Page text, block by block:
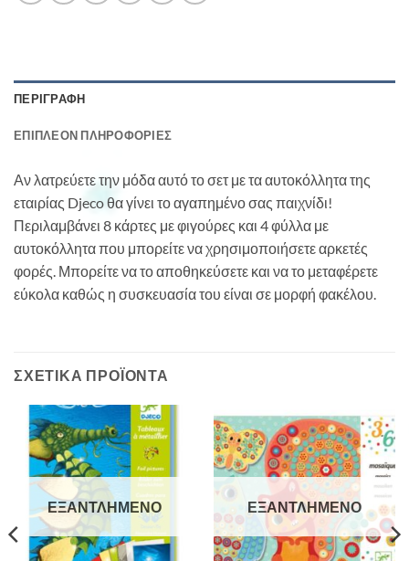
ΠΕΡΙΓΡΑΦΉ
ΕΠΙΠΛΈΟΝ ΠΛΗΡΟΦΟΡΊΕΣ
Αν λατρεύετε την μόδα αυτό το σετ με τα αυτοκόλλητα της
εταιρίας Djeco θα γίνει το αγαπημένο σας παιχνίδι!
Περιλαμβάνει 8 κάρτες με φιγούρες και 4 φύλλα με
αυτοκόλλητα που μπορείτε να χρησιμοποιήσετε αρκετές
φορές. Μπορείτε να το αποθηκεύσετε και να το μεταφέρετε
εύκολα καθώς η συσκευασία του είναι σε μορφή φακέλου.
ΣΧΕΤΙΚΆ ΠΡΟΪΌΝΤΑ
ΕΞΑΝΤΛΗΜΈΝΟ ΕΞΑΝΤΛΗΜΈΝΟ